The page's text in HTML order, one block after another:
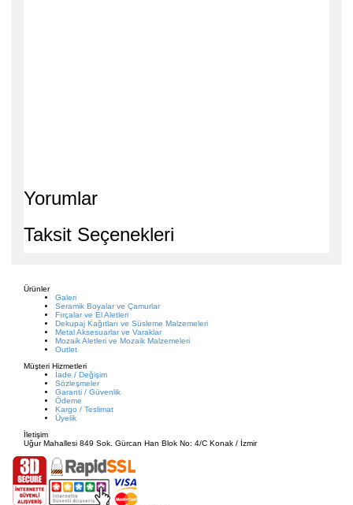
Yorumlar
Taksit Seçenekleri
Ürünler
Galeri
Seramik Boyalar ve Çamurlar
Fırçalar ve El Aletleri
Dekupaj Kağıtları ve Süsleme Malzemeleri
Metal Aksesuarlar ve Varaklar
Mozaik Aletleri ve Mozaik Malzemeleri
Outlet
Müşteri Hizmetleri
İade / Değişim
Sözleşmeler
Garanti / Güvenlik
Ödeme
Kargo / Teslimat
Üyelik
İletişim
Uğur Mahallesi 849 Sok. Gürcan Han Blok No: 4/C Konak / İzmir